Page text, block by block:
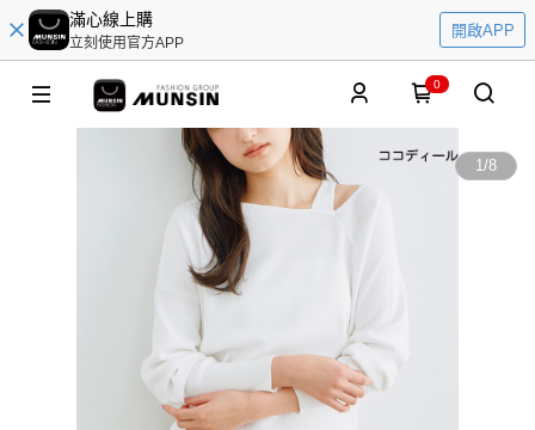
滿心線上購
立刻使用官方APP
開啟APP
0
1/8